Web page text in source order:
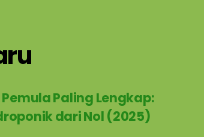
Paling Lengkap:
dari Nol (2025)